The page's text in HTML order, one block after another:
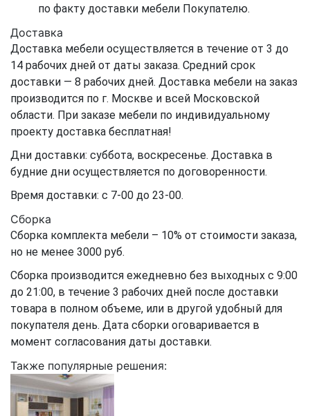
по факту доставки мебели Покупателю.
Доставка
Доставка мебели осуществляется в течение от 3 до
14 рабочих дней от даты заказа. Средний срок
доставки — 8 рабочих дней. Доставка мебели на заказ
производится по г. Москве и всей Московской
области. При заказе мебели по индивидуальному
проекту доставка бесплатная!
Дни доставки: суббота, воскресенье. Доставка в
будние дни осуществляется по договоренности.
Время доставки: с 7-00 до 23-00.
Сборка
Сборка комплекта мебели – 10% от стоимости заказа,
но не менее 3000 руб.
Сборка производится ежедневно без выходных с 9:00
до 21:00, в течение 3 рабочих дней после доставки
товара в полном объеме, или в другой удобный для
покупателя день. Дата сборки оговаривается в
момент согласования даты доставки.
Также популярные решения: